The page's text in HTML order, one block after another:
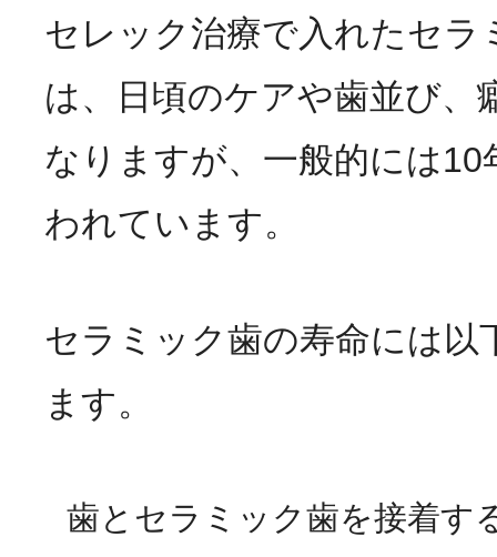
セレック治療で入れたセラ
は、日頃のケアや歯並び、
なりますが、一般的には10
われています。
セラミック歯の寿命には以
ます。
歯とセラミック歯を接着す